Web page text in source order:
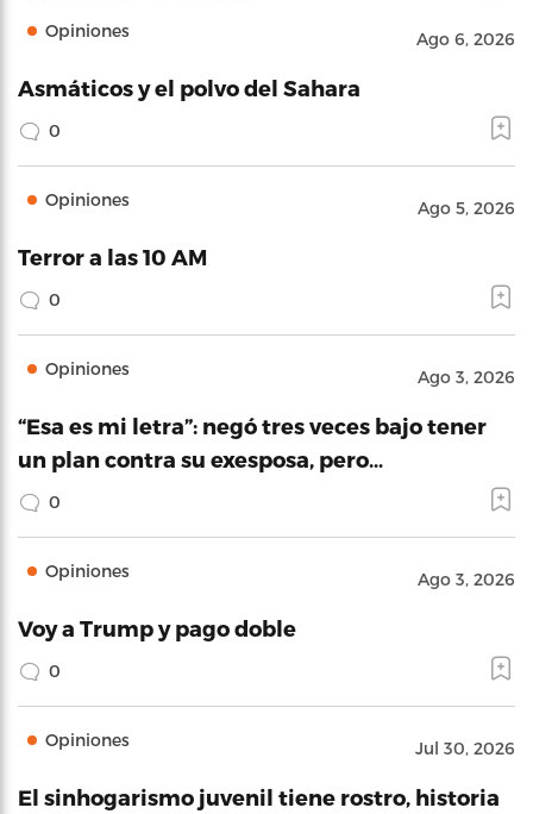
Opiniones Ago 6, 2026
Asmáticos y el polvo del Sahara
0
Opiniones Ago 5, 2026
Terror a las 10 AM
0
Opiniones Ago 3, 2026
“Esa es mi letra”: negó tres veces bajo tener
un plan contra su exesposa, pero…
0
Opiniones Ago 3, 2026
Voy a Trump y pago doble
0
Opiniones Jul 30, 2026
El sinhogarismo juvenil tiene rostro, historia